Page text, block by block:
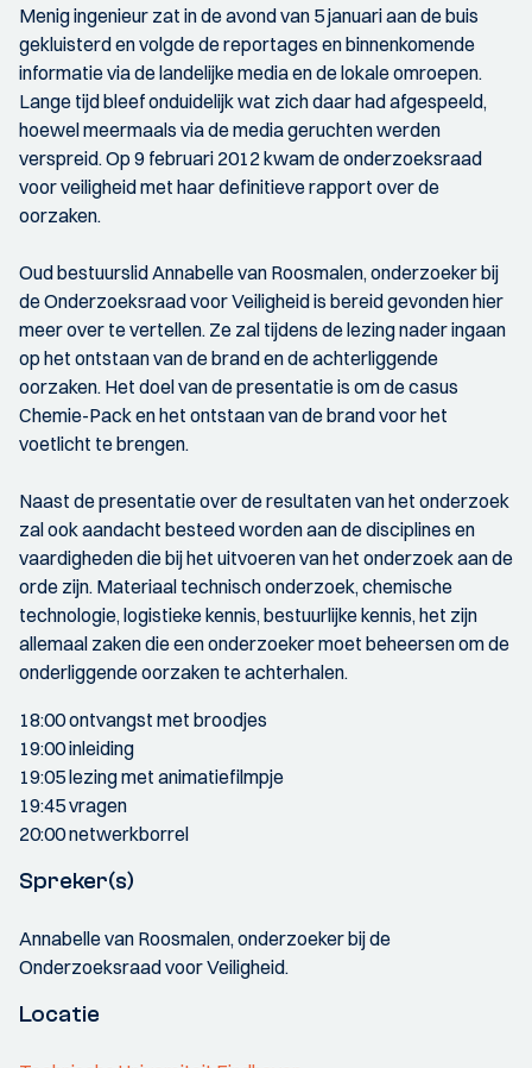
Menig ingenieur zat in de avond van 5 januari aan de buis
gekluisterd en volgde de reportages en binnenkomende
informatie via de landelijke media en de lokale omroepen.
Lange tijd bleef onduidelijk wat zich daar had afgespeeld,
hoewel meermaals via de media geruchten werden
verspreid. Op 9 februari 2012 kwam de onderzoeksraad
voor veiligheid met haar definitieve rapport over de
oorzaken.
Oud bestuurslid Annabelle van Roosmalen, onderzoeker bij
de Onderzoeksraad voor Veiligheid is bereid gevonden hier
meer over te vertellen. Ze zal tijdens de lezing nader ingaan
op het ontstaan van de brand en de achterliggende
oorzaken. Het doel van de presentatie is om de casus
Chemie-Pack en het ontstaan van de brand voor het
voetlicht te brengen.
Naast de presentatie over de resultaten van het onderzoek
zal ook aandacht besteed worden aan de disciplines en
vaardigheden die bij het uitvoeren van het onderzoek aan de
orde zijn. Materiaal technisch onderzoek, chemische
technologie, logistieke kennis, bestuurlijke kennis, het zijn
allemaal zaken die een onderzoeker moet beheersen om de
onderliggende oorzaken te achterhalen.
18:00 ontvangst met broodjes
19:00 inleiding
19:05 lezing met animatiefilmpje
19:45 vragen
20:00 netwerkborrel
Spreker(s)
Annabelle van Roosmalen, onderzoeker bij de
Onderzoeksraad voor Veiligheid.
Locatie